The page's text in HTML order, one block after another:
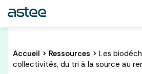
Accueil > Ressources > Les
collectivités, du tri à la source au